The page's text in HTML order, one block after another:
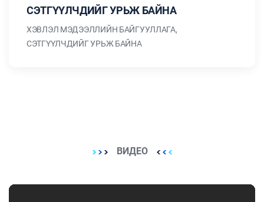
СЭТГҮҮЛЧДИЙГ УРЬЖ БАЙНА
ХЭВЛЭЛ МЭДЭЭЛЛИЙН БАЙГУУЛЛАГА,
СЭТГҮҮЛЧДИЙГ УРЬЖ БАЙНА
ВИДЕО